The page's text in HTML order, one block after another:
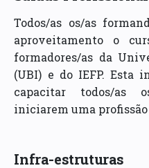
Todos/as os/as
aproveitamento o
formadores/as da
(UBI) e do IEFP. Esta
capacitar todos/as
iniciarem uma
Infra-estruturas